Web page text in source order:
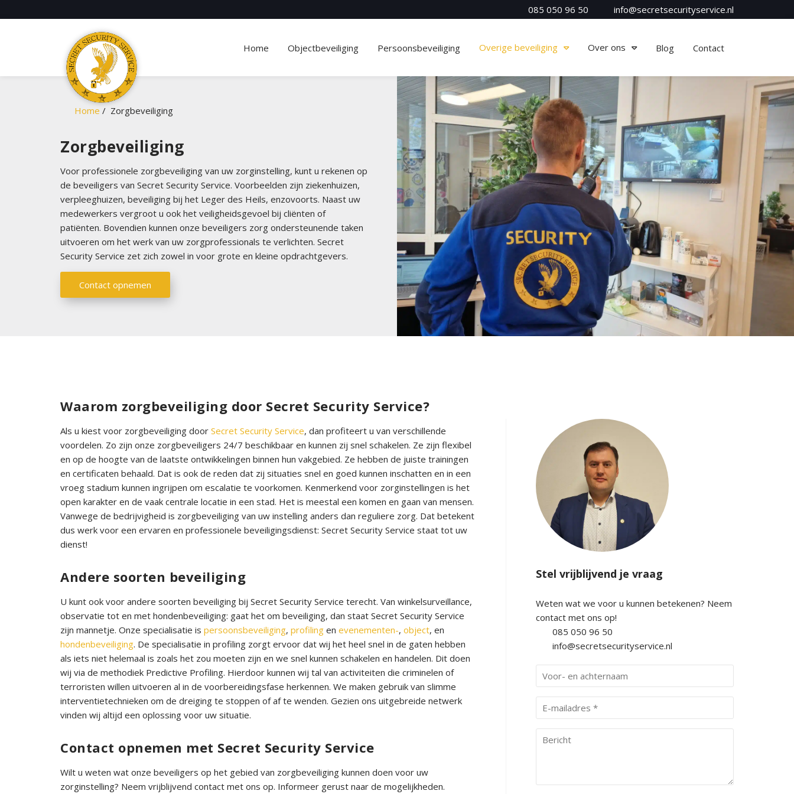
085 050 96 50 info@secretsecurityservice.nl
Home Objectbeveiliging Persoonsbeveiliging Overige beveiliging Over ons Blog Contact
Home Zorgbeveiliging
Zorgbeveiliging
Voor professionele zorgbeveiliging van uw zorginstelling, kunt u rekenen op
de beveiligers van Secret Security Service. Voorbeelden zijn ziekenhuizen,
verpleeghuizen, beveiliging bij het Leger des Heils, enzovoorts. Naast uw
medewerkers vergroot u ook het veiligheidsgevoel bij cliënten of
patiënten. Bovendien kunnen onze beveiligers zorg ondersteunende taken
uitvoeren om het werk van uw zorgprofessionals te verlichten. Secret
Security Service zet zich zowel in voor grote en kleine opdrachtgevers.
Contact opnemen
Waarom zorgbeveiliging door Secret Security Service?
Als u kiest voor zorgbeveiliging door Secret Security Service, dan profiteert u van verschillende
voordelen. Zo zijn onze zorgbeveiligers 24/7 beschikbaar en kunnen zij snel schakelen. Ze zijn flexibel
en op de hoogte van de laatste ontwikkelingen binnen hun vakgebied. Ze hebben de juiste trainingen
en certificaten behaald. Dat is ook de reden dat zij situaties snel en goed kunnen inschatten en in een
vroeg stadium kunnen ingrijpen om escalatie te voorkomen. Kenmerkend voor zorginstellingen is het
open karakter en de vaak centrale locatie in een stad. Het is meestal een komen en gaan van mensen.
Vanwege de bedrijvigheid is zorgbeveiliging van uw instelling anders dan reguliere zorg. Dat betekent
dus werk voor een ervaren en professionele beveiligingsdienst: Secret Security Service staat tot uw
dienst!
Andere soorten beveiliging
U kunt ook voor andere soorten beveiliging bij Secret Security Service terecht. Van winkelsurveillance,
observatie tot en met hondenbeveiliging: gaat het om beveiliging, dan staat Secret Security Service
zijn mannetje. Onze specialisatie is persoonsbeveiliging, profiling en evenementen-, object, en
hondenbeveiliging. De specialisatie in profiling zorgt ervoor dat wij het heel snel in de gaten hebben
als iets niet helemaal is zoals het zou moeten zijn en we snel kunnen schakelen en handelen. Dit doen
wij via de methodiek Predictive Profiling. Hierdoor kunnen wij tal van activiteiten die criminelen of
terroristen willen uitvoeren al in de voorbereidingsfase herkennen. We maken gebruik van slimme
interventietechnieken om de dreiging te stoppen of af te wenden. Gezien ons uitgebreide netwerk
vinden wij altijd een oplossing voor uw situatie.
Contact opnemen met Secret Security Service
Wilt u weten wat onze beveiligers op het gebied van zorgbeveiliging kunnen doen voor uw
zorginstelling? Neem vrijblijvend contact met ons op. Informeer gerust naar de mogelijkheden.
Stel vrijblijvend je vraag
Weten wat we voor u kunnen betekenen? Neem
contact met ons op!
085 050 96 50
info@secretsecurityservice.nl
o
o
r
-
c
-
m